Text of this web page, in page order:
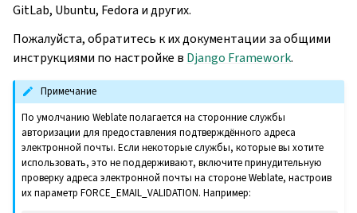
GitLab, Ubuntu, Fedora и других.
Пожалуйста, обратитесь к их документации за общими
инструкциями по настройке в Django Framework.
Примечание
По умолчанию Weblate полагается на сторонние службы
авторизации для предоставления подтверждённого адреса
электронной почты. Если некоторые службы, которые вы хотите
использовать, это не поддерживают, включите принудительную
проверку адреса электронной почты на стороне Weblate, настроив
их параметр FORCE_EMAIL_VALIDATION. Например: